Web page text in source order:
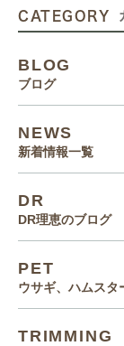
CATEGORY
BLOG
ブログ
NEWS
新着情報一覧
DR
DR理恵のブログ
PET
ウサギ、ハムスタ
TRIMMING